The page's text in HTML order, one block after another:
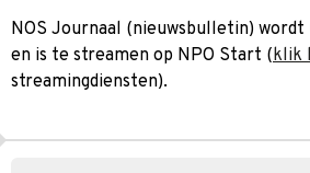
NOS Journaal (nieuwsbulletin) wordt
en is te streamen op NPO Start (klik
streamingdiensten).